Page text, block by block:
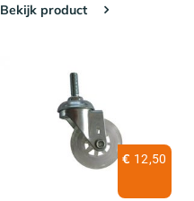
Bekijk product
€ 12,50